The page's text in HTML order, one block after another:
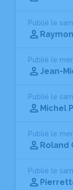
Publié le
Publié le
Jean-
Publié le
Michel
Publié le
Roland
Publié le